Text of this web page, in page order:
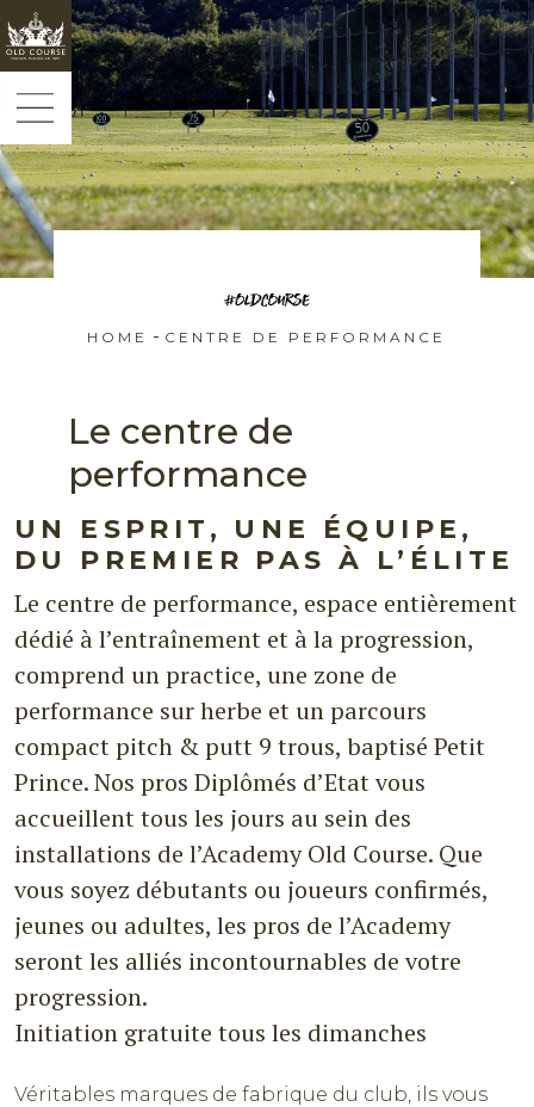
HOME - CENTRE DE PERFORMANCE
Le centre de
performance
UN ESPRIT, UNE ÉQUIPE,
DU PREMIER PAS À L’ÉLITE
Le centre de performance, espace entièrement
dédié à l’entraînement et à la progression,
comprend un practice, une zone de
performance sur herbe et un parcours
compact pitch & putt 9 trous, baptisé Petit
Prince. Nos pros Diplômés d’Etat vous
accueillent tous les jours au sein des
installations de l’Academy Old Course. Que
vous soyez débutants ou joueurs confirmés,
jeunes ou adultes, les pros de l’Academy
seront les alliés incontournables de votre
progression.
Initiation gratuite tous les dimanches
Véritables marques de fabrique du club, ils vous
Panneau de gestion des cookies